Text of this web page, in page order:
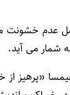
عدم خشونت
شمار می آید.
«پرهیز